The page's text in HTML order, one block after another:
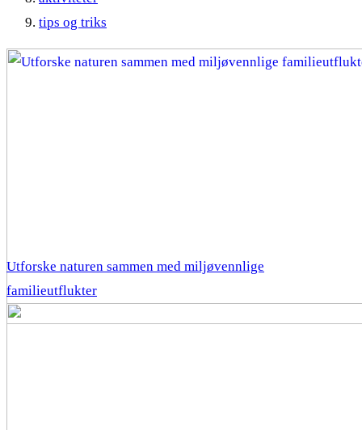
tips og triks
Utforske naturen sammen med miljøvennlige
familieutflukter